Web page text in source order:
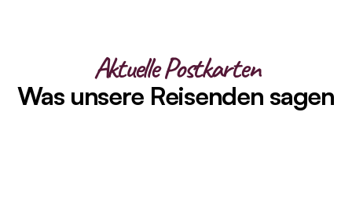
Aktuelle Postkarten
Was unsere Reisenden sagen